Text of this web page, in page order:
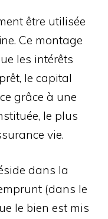
être utilisée
Ce montage
les intérêts
le capital
grâce à une
le plus
vie.
dans la
(dans le
le bien est mis